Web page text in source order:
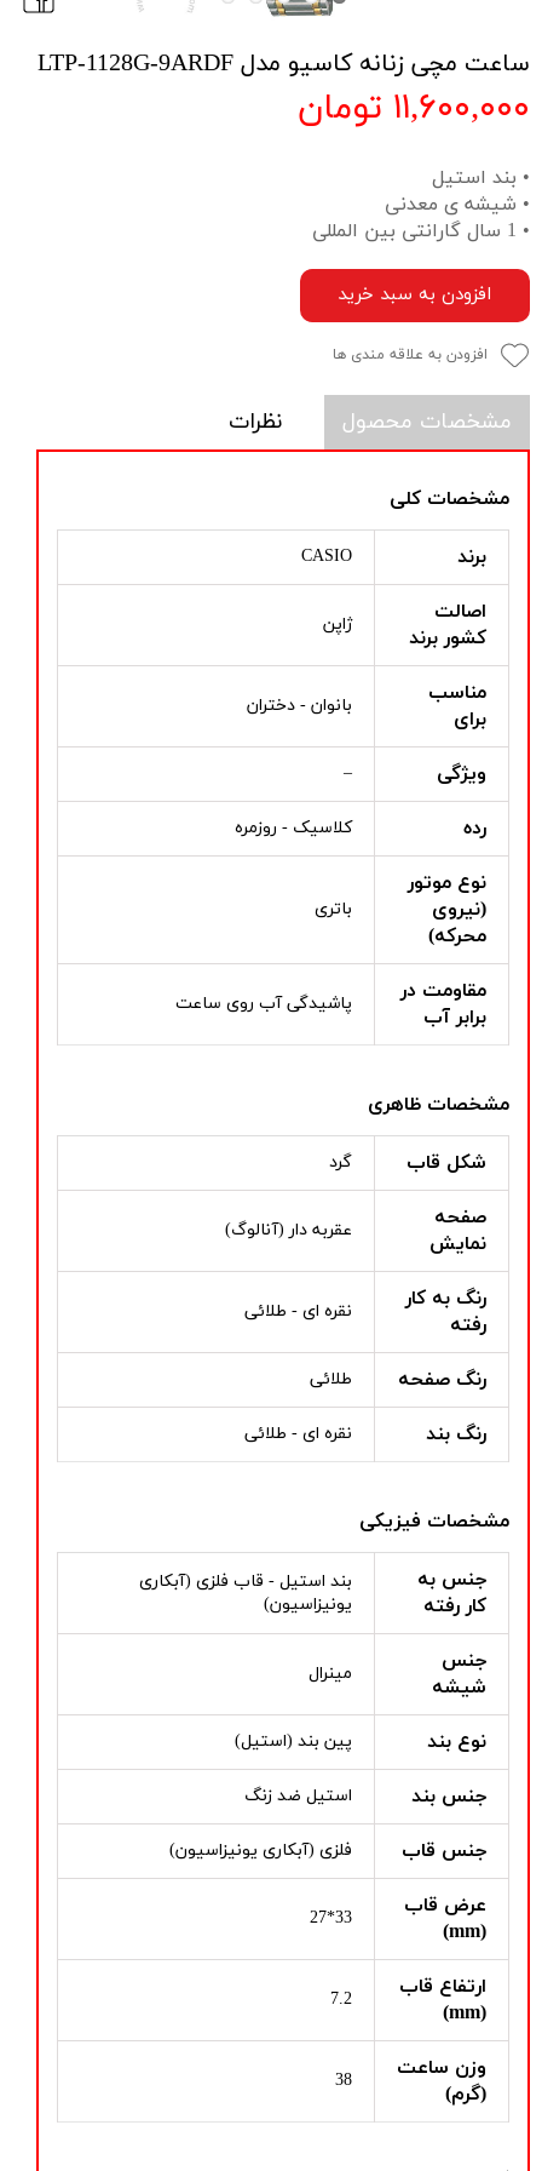
ساعت مچی زنانه کاسیو مدل LTP-1128G-9ARDF
۱۱,۶۰۰,۰۰۰ تومان
• بند استیل
• شیشه ی معدنی
• 1 سال گارانتی بین المللی
افزودن به سبد خرید
افزودن به علاقه مندی ها
مشخصات محصول نظرات
مشخصات کلی
برند CASIO
اصالت
کشور برند
ژاپن
مناسب
برای
بانوان - دختران
ویژگی –
رده کلاسیک - روزمره
نوع موتور
(نیروی
محرکه)
باتری
مقاومت در
برابر آب
پاشیدگی آب روی ساعت
مشخصات ظاهری
شکل قاب گرد
صفحه
نمایش
عقربه دار (آنالوگ)
رنگ به کار
رفته
نقره ای - طلائی
رنگ صفحه طلائی
رنگ بند نقره ای - طلائی
مشخصات فیزیکی
جنس به
کار رفته
بند استیل - قاب فلزی (آبکاری
یونیزاسیون)
جنس
شیشه
مینرال
نوع بند پین بند (استیل)
جنس بند استیل ضد زنگ
جنس قاب فلزی (آبکاری یونیزاسیون)
عرض قاب
(mm)
33*27
ارتفاع قاب
(mm)
7.2
وزن ساعت
(گرم)
38